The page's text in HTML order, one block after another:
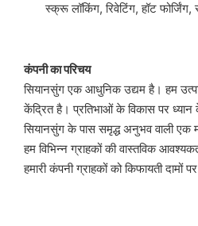
स्क्रू लॉकिंग, रिवेटिंग, हॉट
कंपनी का परिचय
सियानसुंग एक आधुनिक उद्यम है। हम
केंद्रित है। प्रतिभाओं के विकास पर
सियानसुंग के पास समृद्ध अनुभव वाली एक
हम विभिन्न ग्राहकों की वास्तविक
हमारी कंपनी ग्राहकों को किफायती